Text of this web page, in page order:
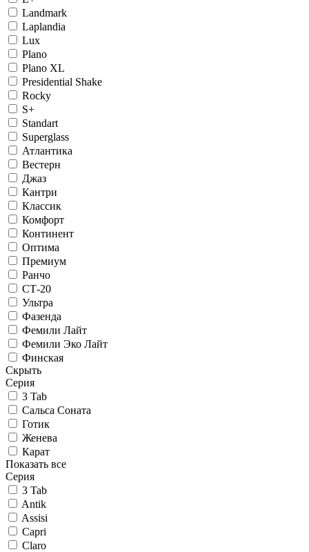
Landmark
Laplandia
Lux
Plano
Plano XL
Presidential Shake
Rocky
S+
Standart
Superglass
Атлантика
Вестерн
Джаз
Кантри
Классик
Комфорт
Континент
Оптима
Премиум
Ранчо
СТ-20
Ультра
Фазенда
Фемили Лайт
Фемили Эко Лайт
Финская
Скрыть
Серия
3 Tab
Сальса Соната
Готик
Женева
Карат
Показать все
Серия
3 Tab
Antik
Assisi
Capri
Claro